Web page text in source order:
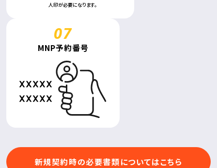
人印が必要になります。
MNP予約番号
新規契約時の必要書類についてはこちら